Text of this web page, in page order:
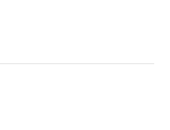
しません。
消去、第三者への提供の停